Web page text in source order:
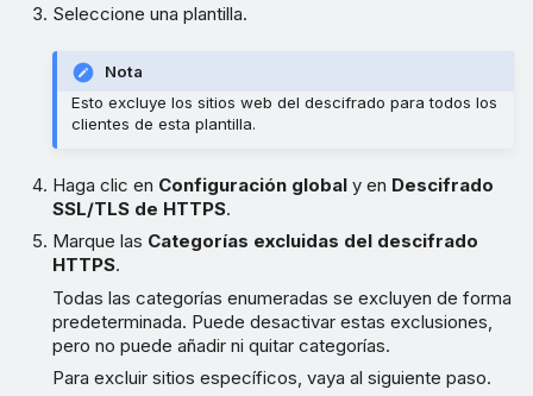
Seleccione una plantilla.
Nota
Esto excluye los sitios web del descifrado para todos los
clientes de esta plantilla.
Haga clic en Configuración global y en Descifrado
SSL/TLS de HTTPS.
Marque las Categorías excluidas del descifrado
HTTPS.
Todas las categorías enumeradas se excluyen de forma
predeterminada. Puede desactivar estas exclusiones,
pero no puede añadir ni quitar categorías.
Para excluir sitios específicos, vaya al siguiente paso.